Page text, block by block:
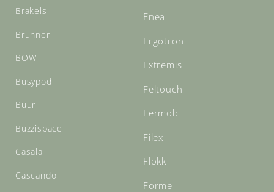
Brakels
Brunner
BOW
Busypod
Buur
Buzzispace
Casala
Cascando
Enea
Ergotron
Extremis
Feltouch
Fermob
Filex
Flokk
Forme